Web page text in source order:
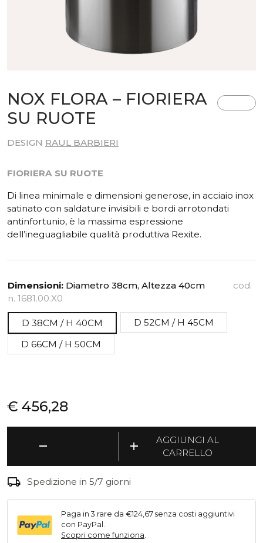
NOX FLORA – FIORIERA
SU RUOTE
DESIGN RAUL BARBIERI
FIORIERA SU RUOTE
Di linea minimale e dimensioni generose, in acciaio inox
satinato con saldature invisibili e bordi arrotondati
antinfortunio, è la massima espressione
dell’ineguagliabile qualità produttiva Rexite.
Dimensioni: Diametro 38cm, Altezza 40cm
cod.
n. 1681.00.X0
D 38CM / H 40CM
D 52CM / H 45CM
D 66CM / H 50CM
€ 456,28
remove
-
Fioriera
su
ruote
quantità
add
AGGIUNGI AL
CARRELLO
local_shipping Spedizione in 5/7 giorni
Paga in 3 rare da €124,67 senza costi aggiuntivi
con PayPal.
Scopri come funziona.